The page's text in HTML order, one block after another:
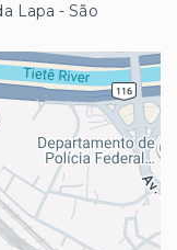
Lapa - São